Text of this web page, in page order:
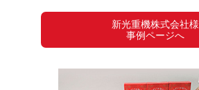
新光重機株式会社様
事例ページへ